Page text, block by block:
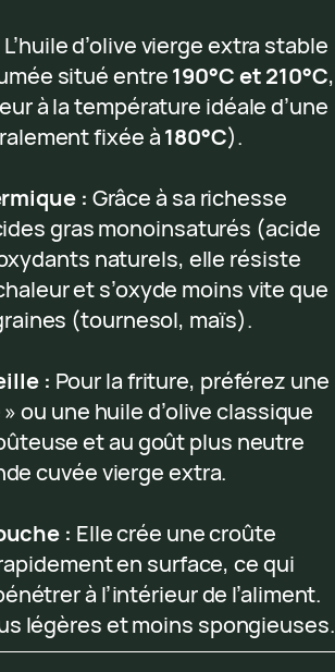
L’huile d’olive vierge extra stable
situé entre190°C et 210°C,
à la température idéale d’une
fixée à180°C).
: Grâce à sa richesse
gras monoinsaturés (acide
naturels, elle résiste
et s’oxyde moins vite que
(tournesol, maïs).
: Pour la friture, préférez une
ou une huile d’olive classique
et au goût plus neutre
cuvée vierge extra.
: Elle crée une croûte
en surface, ce qui
à l’intérieur de l’aliment.
légères et moins spongieuses.